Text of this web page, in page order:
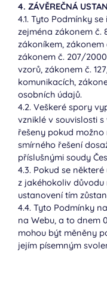
4. ZÁVĚREČNÁ
4.1. Tyto Podmínky
zejména zákonem č.
zákoníkem, zákonem
zákonem č. 207/
vzorů, zákonem č.
komunikacích,
osobních údajů.
4.2. Veškeré spory
vzniklé v souvislosti
řešeny pokud
smírného řešení
příslušnými soudy
4.3. Pokud se
z jakéhokoliv
ustanovení tím
4.4. Tyto Podmínky
na Webu, a to dnem
mohou být měněny
jejím písemným